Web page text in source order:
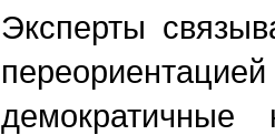
Эксперты
демократичные